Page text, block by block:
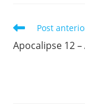
Post
Apocalipse 12